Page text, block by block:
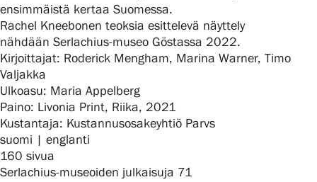
Serlachius Art & Sauna Express
Medialle
Vastuullisuus
Esteettömyys
Tietosuoja ja evästeet
ensimmäistä kertaa Suomessa.
Rachel Kneebonen teoksia esittelevä näyttely
nähdään Serlachius-museo Göstassa 2022.
Kirjoittajat: Roderick Mengham, Marina Warner, Timo
Valjakka
Ulkoasu: Maria Appelberg
Paino: Livonia Print, Riika, 2021
Kustantaja: Kustannusosakeyhtiö Parvs
suomi | englanti
160 sivua
Serlachius-museoiden julkaisuja 71